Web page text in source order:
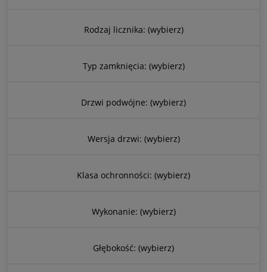
Rodzaj licznika: (wybierz)
Typ zamknięcia: (wybierz)
Drzwi podwójne: (wybierz)
Wersja drzwi: (wybierz)
Klasa ochronności: (wybierz)
Wykonanie: (wybierz)
Głębokość: (wybierz)